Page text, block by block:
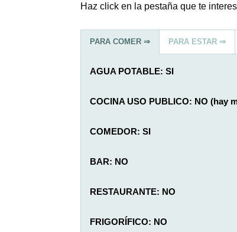
Haz click en la pestaña que te
PARA COMER ⇒ PARA ESTAR ⇒
AGUA POTABLE: SI
COCINA USO PUBLICO: NO (hay
COMEDOR: SI
BAR: NO
RESTAURANTE: NO
FRIGORÍFICO: NO